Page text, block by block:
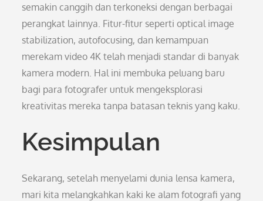
semakin canggih dan terkoneksi dengan berbagai
perangkat lainnya. Fitur-fitur seperti optical image
stabilization, autofocusing, dan kemampuan
merekam video 4K telah menjadi standar di banyak
kamera modern. Hal ini membuka peluang baru
bagi para fotografer untuk mengeksplorasi
kreativitas mereka tanpa batasan teknis yang kaku.
Kesimpulan
Sekarang, setelah menyelami dunia lensa kamera,
mari kita melangkahkan kaki ke alam fotografi yang